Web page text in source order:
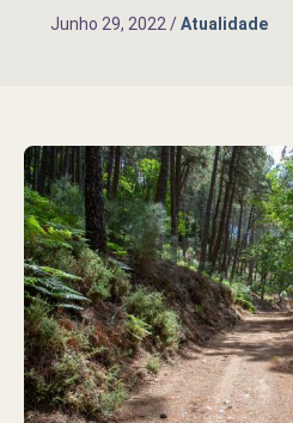
Junho 29, 2022 /Atualidade